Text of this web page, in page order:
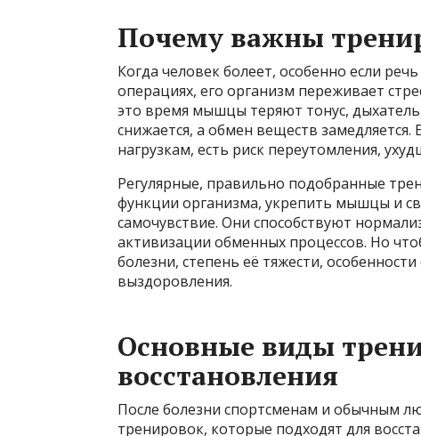
Почему важны
Когда человек болеет, особенно если
операциях, его организм переживает
это время мышцы теряют тонус,
снижается, а обмен веществ
нагрузкам, есть риск переутомления,
Регулярные, правильно подобранные
функции организма, укрепить мышцы и
самочувствие. Они способствуют
активизации обменных процессов. Но
болезни, степень её тяжести,
выздоровления.
Основные виды
восстановления
После болезни спортсменам и обычным
тренировок, которые подходят для